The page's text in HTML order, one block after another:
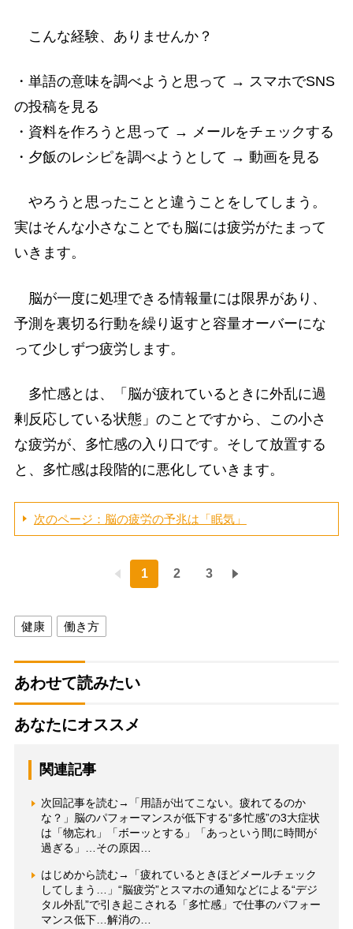
こんな経験、ありませんか？
・単語の意味を調べようと思って → スマホでSNS
の投稿を見る
・資料を作ろうと思って → メールをチェックする
・夕飯のレシピを調べようとして → 動画を見る
やろうと思ったことと違うことをしてしまう。
実はそんな小さなことでも脳には疲労がたまって
いきます。
脳が一度に処理できる情報量には限界があり、
予測を裏切る行動を繰り返すと容量オーバーにな
って少しずつ疲労します。
多忙感とは、「脳が疲れているときに外乱に過
剰反応している状態」のことですから、この小さ
な疲労が、多忙感の入り口です。そして放置する
と、多忙感は段階的に悪化していきます。
次のページ：脳の疲労の予兆は「眠気」
1 2 3
健康 働き方
あわせて読みたい
あなたにオススメ
関連記事
次回記事を読む→「用語が出てこない。疲れてるのか
な？」脳のパフォーマンスが低下する“多忙感”の3大症状
は「物忘れ」「ボーッとする」「あっという間に時間が
過ぎる」…その原因…
はじめから読む→「疲れているときほどメールチェック
してしまう…」“脳疲労”とスマホの通知などによる“デジ
タル外乱”で引き起こされる「多忙感」で仕事のパフォー
マンス低下…解消の…